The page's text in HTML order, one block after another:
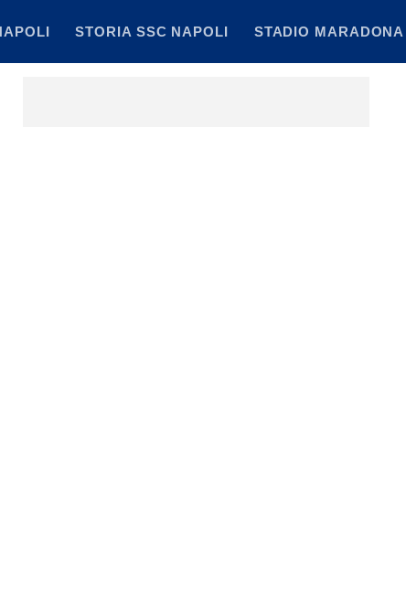
STORIA SSC NAPOLI STADIO MARADONA